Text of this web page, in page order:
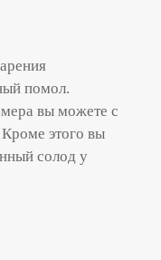
помол.
вы можете с
этого вы
солод у